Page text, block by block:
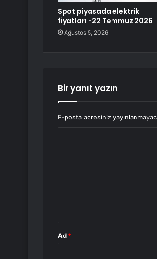
Spot piyasada elektrik
fiyatları -22 Temmuz 2026
Ağustos 5, 2026
Bir yanıt yazın
E-posta adresiniz
Ad *